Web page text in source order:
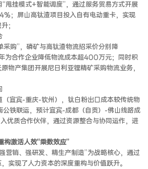
“甩挂模式+智能调度”，通过服务贸易方式开展
；屏山高钛渣项目投入自有电动重卡，实现
；
采购”，磷矿与高钛渣物流招采价分别降
为合作企业降低物流成本超400万元；同时积
物产集团开展尼日利亚锂精矿采购物流业务，
（宜宾-重庆-钦州），钛白粉出口成本较传统物
铁联运，预计宜宾-成都（自贡）-佛山线路成
优质合作伙伴，通过资源整合与协同运作，进
构激活人效“乘数效应”
营销、强研发、精生产制造”为战略核心，通过
实现了人力资本的深度重构与价值跃升。